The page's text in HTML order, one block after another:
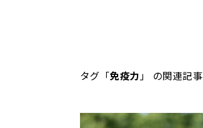
タグ「免疫力」 の関連記事